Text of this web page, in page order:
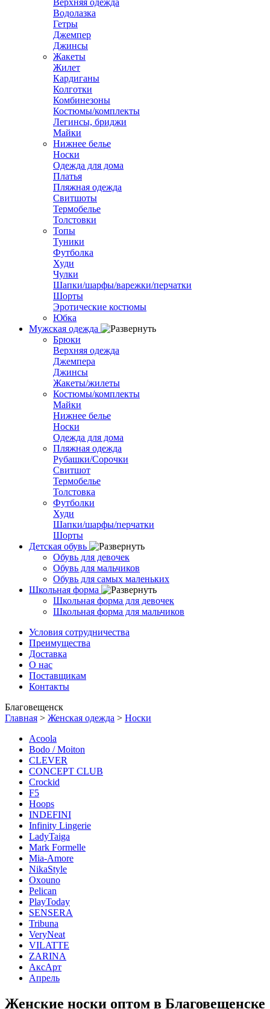
Верхняя одежда
Водолазка
Гетры
Джемпер
Джинсы
Жакеты
Жилет
Кардиганы
Колготки
Комбинезоны
Костюмы/комплекты
Легинсы, бриджи
Майки
Нижнее белье
Носки
Одежда для дома
Платья
Пляжная одежда
Свитшоты
Термобелье
Толстовки
Топы
Туники
Футболка
Худи
Чулки
Шапки/шарфы/варежки/перчатки
Шорты
Эротические костюмы
Юбка
Мужская одежда
Брюки
Верхняя одежда
Джемпера
Джинсы
Жакеты/жилеты
Костюмы/комплекты
Майки
Нижнее белье
Носки
Одежда для дома
Пляжная одежда
Рубашки/Сорочки
Свитшот
Термобелье
Толстовка
Футболки
Худи
Шапки/шарфы/перчатки
Шорты
Детская обувь
Обувь для девочек
Обувь для мальчиков
Обувь для самых маленьких
Школьная форма
Школьная форма для девочек
Школьная форма для мальчиков
Условия сотрудничества
Преимущества
Доставка
О нас
Поставщикам
Контакты
Благовещенск
Главная > Женская одежда > Носки
Acoola
Bodo / Moiton
CLEVER
CONCEPT CLUB
Crockid
F5
Hoops
INDEFINI
Infinity Lingerie
LadyTaiga
Mark Formelle
Mia-Amore
NikaStyle
Oxouno
Pelican
PlayToday
SENSERA
Tribuna
VeryNeat
VILATTE
ZARINA
АксАрт
Апрель
Женские носки оптом в Благовещенске